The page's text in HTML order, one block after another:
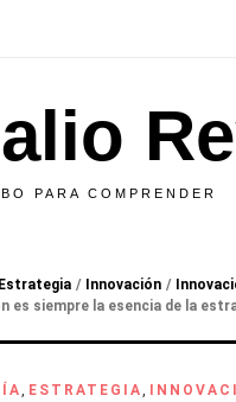
PARA COMPRENDER
Estrategia / Innovación /
es siempre la esencia de la
, ESTRATEGIA,